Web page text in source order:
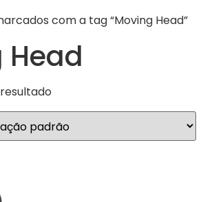
com a tag “Moving Head”
Head